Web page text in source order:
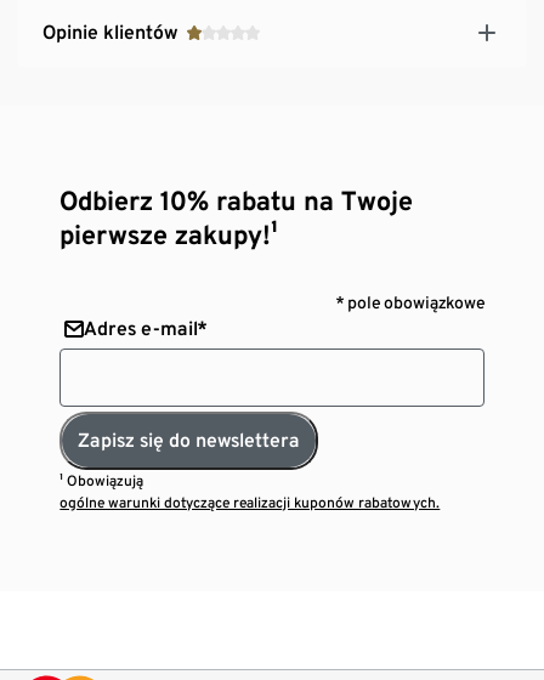
Opinie klientów
Odbierz 10% rabatu na Twoje
pierwsze zakupy!¹
* pole obowiązkowe
Adres e-mail*
Zapisz się do newslettera
¹ Obowiązują
ogólne warunki dotyczące realizacji kuponów rabatowych.